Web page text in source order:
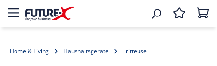
Home & Living Haushaltsgeräte Fritteuse